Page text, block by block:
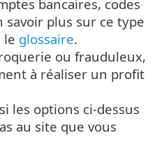
bancaires, codes
savoir plus sur ce type
le glossaire.
ou frauduleux,
à réaliser un profit
si les options ci-dessus
au site que vous